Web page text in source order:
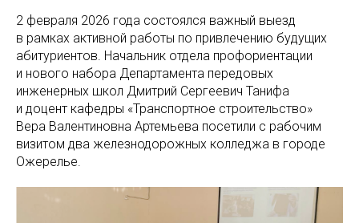
2 февраля 2026 года состоялся важный выезд
в рамках активной работы по привлечению будущих
абитуриентов. Начальник отдела профориентации
и нового набора Департамента передовых
инженерных школ Дмитрий Сергеевич Танифа
и доцент кафедры «Транспортное строительство»
Вера Валентиновна Артемьева посетили с рабочим
визитом два железнодорожных колледжа в городе
Ожерелье.